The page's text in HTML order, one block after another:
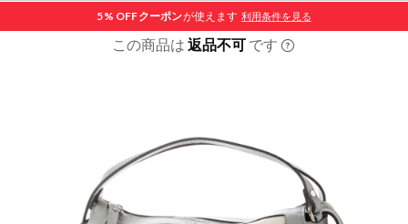
5% OFFクーポンが使えます 利用条件を見る
この商品は 返品不可 です